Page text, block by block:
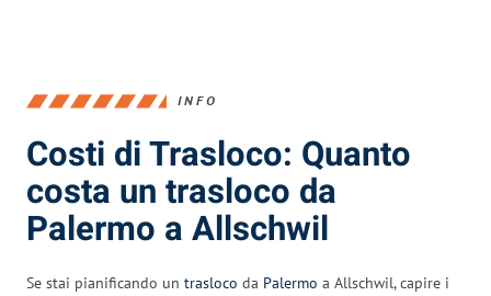
INFO
Costi di Trasloco: Quanto
costa un trasloco da
Palermo a Allschwil
Se stai pianificando un trasloco da Palermo a Allschwil, capire i